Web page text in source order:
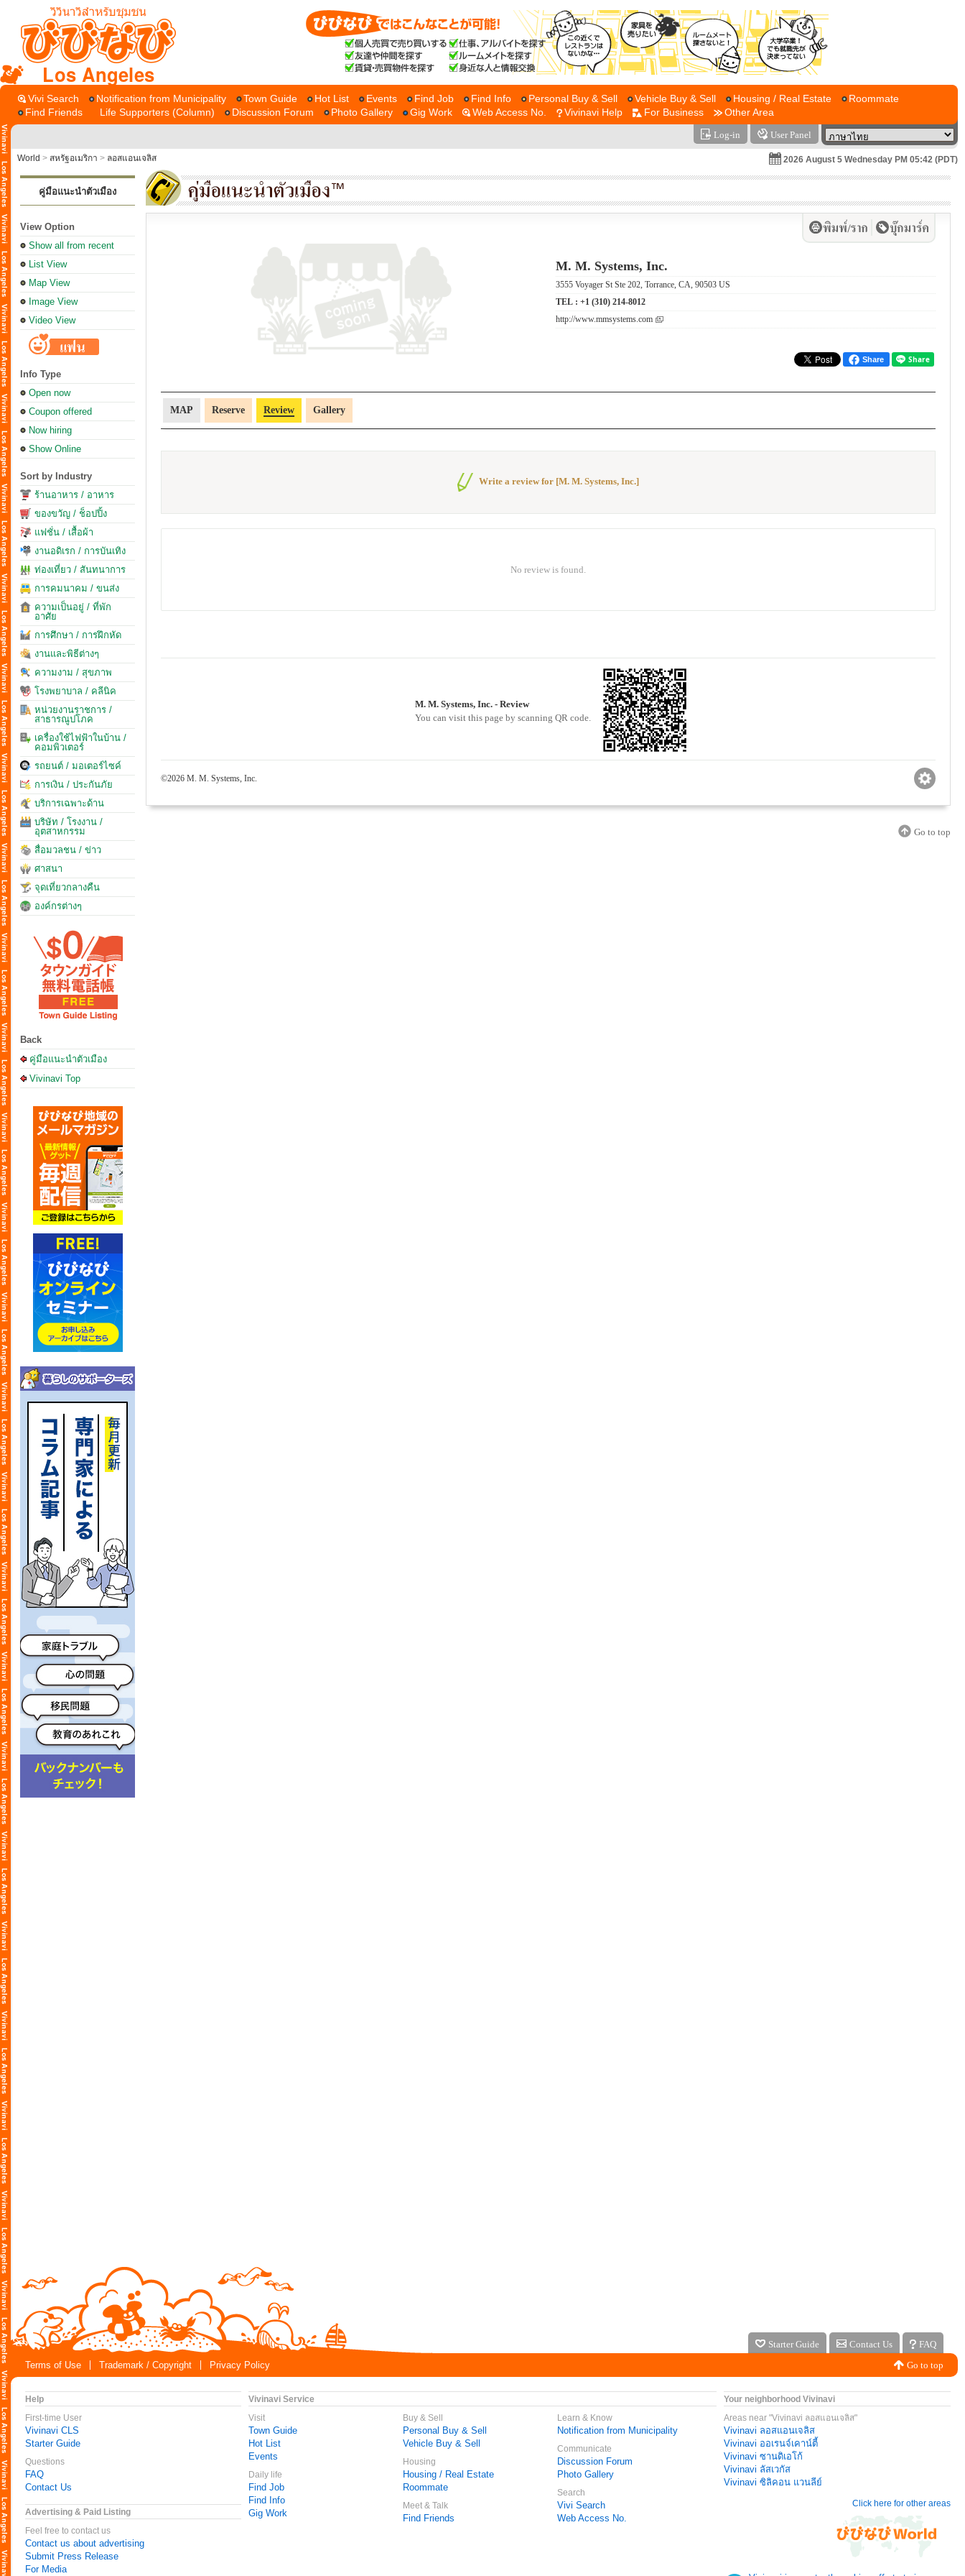
Los Angeles
Vivi Search Notification from Municipality Town Guide Hot List Events Find Job Find Info Personal Buy & Sell Vehicle Buy & Sell Housing / Real Estate
Roommate
Find Friends
Life Supporters (Column) Discussion Forum Photo Gallery Gig Work Web Access No. Vivinavi Help For Business Other Area
Log-in User Panel
World > สหรัฐอเมริกา > ลอสแอนเจลิส 2026 August 5 Wednesday PM 05:42 (PDT)
คู่มือแนะนำตัวเมือง
View Option
Show all from recent
List View
Map View
Image View
Video View
Info Type
Open now
Coupon offered
Now hiring
Show Online
Sort by Industry
ร้านอาหาร / อาหาร
ของขวัญ / ช็อปปิ้ง
แฟชั่น / เสื้อผ้า
งานอดิเรก / การบันเทิง
ท่องเที่ยว / สันทนาการ
การคมนาคม / ขนส่ง
ความเป็นอยู่ / ที่พัก
อาศัย
การศึกษา / การฝึกหัด
งานและพิธีต่างๆ
ความงาม / สุขภาพ
โรงพยาบาล / คลีนิค
หน่วยงานราชการ /
สาธารณูปโภค
เครื่องใช้ไฟฟ้าในบ้าน /
คอมพิวเตอร์
รถยนต์ / มอเตอร์ไซค์
การเงิน / ประกันภัย
บริการเฉพาะด้าน
บริษัท / โรงงาน /
อุตสาหกรรม
สื่อมวลชน / ข่าว
ศาสนา
จุดเที่ยวกลางคืน
องค์กรต่างๆ
Back
คู่มือแนะนำตัวเมือง
Vivinavi Top
M. M. Systems, Inc.
3555 Voyager St Ste 202, Torrance, CA, 90503 US
TEL : +1 (310) 214-8012
http://www.mmsystems.com
Share
MAP Reserve Review Gallery
Write a review for [M. M. Systems, Inc.]
No review is found.
M. M. Systems, Inc. - Review
You can visit this page by scanning QR code.
©2026 M. M. Systems, Inc.
Go to top
Starter Guide Contact Us
FAQ
Terms of Use
Trademark / Copyright Privacy Policy Go to top
Help
First-time User
Vivinavi CLS
Starter Guide
Questions
FAQ
Contact Us
Advertising & Paid Listing
Feel free to contact us
Contact us about advertising
Submit Press Release
For Media
Vivinavi Service
Visit
Town Guide
Hot List
Events
Daily life
Find Job
Find Info
Gig Work
Buy & Sell
Personal Buy & Sell
Vehicle Buy & Sell
Housing
Housing / Real Estate
Roommate
Meet & Talk
Find Friends
Learn & Know
Notification from Municipality
Communicate
Discussion Forum
Photo Gallery
Search
Vivi Search
Web Access No.
Your neighborhood Vivinavi
Areas near "Vivinavi ลอสแอนเจลิส"
Vivinavi ลอสแอนเจลิส
Vivinavi ออเรนจ์เคาน์ตี้
Vivinavi ซานดิเอโก้
Vivinavi ลัสเวกัส
Vivinavi ซิลิคอน แวนลีย์
Click here for other areas